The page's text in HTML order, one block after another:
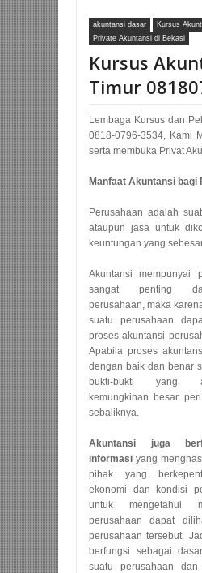
akuntansi dasar Kursus
Private Akuntansi di Bekasi
Kursus
Timur
Lembaga Kursus dan
0818-0796-3534, Kami
serta membuka Privat
Manfaat Akuntansi bagi
Perusahaan adalah
ataupun jasa untuk
keuntungan yang
Akuntansi mempunyai
sangat penting
perusahaan, maka
suatu perusahaan
proses akuntansi
Apabila proses
dengan baik dan benar
bukti-bukti yang
kemungkinan besar
sebaliknya.
Akuntansi juga
informasi yang
pihak yang
ekonomi dan kondisi
untuk mengetahui
perusahaan dapat
perusahaan tersebut.
berfungsi sebagai
suatu perusahaan